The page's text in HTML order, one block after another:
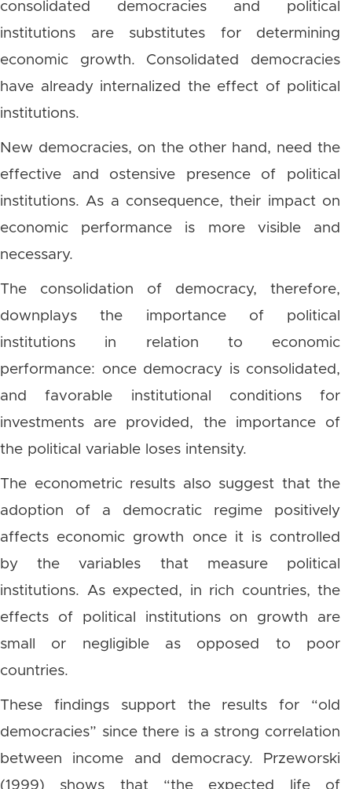
consolidated democracies and political
institutions are substitutes for determining
economic growth. Consolidated democracies
have already internalized the effect of political
institutions.
New democracies, on the other hand, need the
effective and ostensive presence of political
institutions. As a consequence, their impact on
economic performance is more visible and
necessary.
The consolidation of democracy, therefore,
downplays the importance of political
institutions in relation to economic
performance: once democracy is consolidated,
and favorable institutional conditions for
investments are provided, the importance of
the political variable loses intensity.
The econometric results also suggest that the
adoption of a democratic regime positively
affects economic growth once it is controlled
by the variables that measure political
institutions. As expected, in rich countries, the
effects of political institutions on growth are
small or negligible as opposed to poor
countries.
These findings support the results for “old
democracies” since there is a strong correlation
between income and democracy. Przeworski
(1999) shows that “the expected life of